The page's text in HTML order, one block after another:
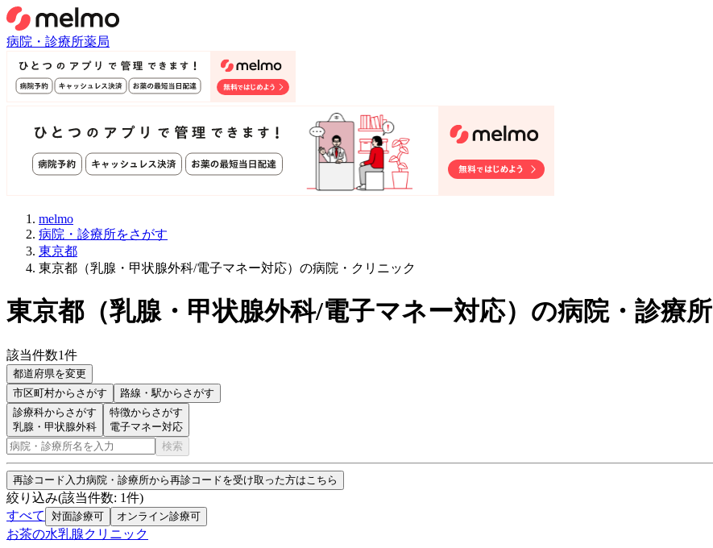
病院・診療所薬局
melmo
病院・診療所をさがす
東京都
東京都（乳腺・甲状腺外科/電子マネー対応）の病院・クリニック
東京都（乳腺・甲状腺外科/電子マネー対応） の病院・診療所
該当件数1件
都道府県を変更
市区町村からさがす 路線・駅からさがす
診療科からさがす
乳腺・甲状腺外科
特徴からさがす
電子マネー対応
検索
再診コード入力病院・診療所から再診コードを受け取った方はこちら
絞り込み(該当件数: 1件)
すべて
対面診療可 オンライン診療可
お茶の水乳腺クリニック